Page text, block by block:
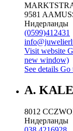
9581 AA
Нидерланды
(0599)412431
Visit website
new window)
See details Go
A.
8012 CC
Нидерланды